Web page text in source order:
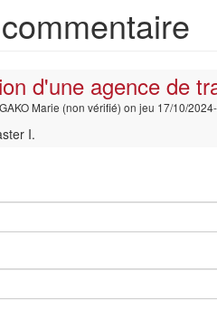
d'une agence de
Marie (non vérifié) on jeu 17/10/2024-
I.